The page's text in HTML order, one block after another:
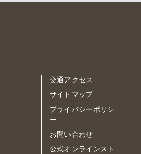
交通アクセス
サイトマップ
プライバシーポリシ
ー
お問い合わせ
公式オンラインスト